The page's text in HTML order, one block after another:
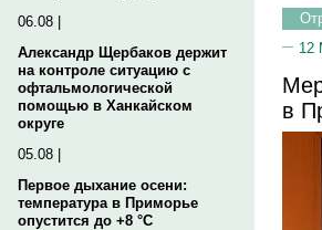
06.08 |
Александр Щербаков держит
на контроле ситуацию с
офтальмологической
помощью в Ханкайском
округе
05.08 |
Первое дыхание осени:
температура в Приморье
опустится до +8 °C
12
в